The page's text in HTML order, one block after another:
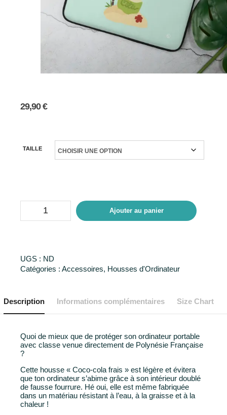
29,90€
TAILLE
Ajouter au panier
UGS : ND
Catégories : Accessoires, Housses d'Ordinateur
Description Informations complémentaires Size Chart
Quoi de mieux que de protéger son ordinateur portable
avec classe venue directement de Polynésie Française
?
Cette housse « Coco-cola frais » est légère et évitera
que ton ordinateur s’abime grâce à son intérieur doublé
de fausse fourrure. Hé oui, elle est même fabriquée
dans un matériau résistant à l’eau, à la graisse et à la
chaleur !